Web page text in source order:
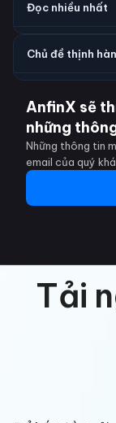
Đọc nhiều nhất
Chủ đề thịnh
AnfinX sẽ
những
Những thông tin
email của quý
Tải